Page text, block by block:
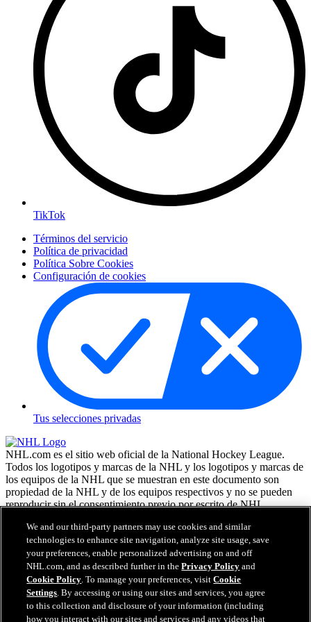
TikTok
Términos del servicio
Política de privacidad
Política Sobre Cookies
Configuración de cookies
Tus selecciones privadas
NHL.com es el sitio web oficial de la National Hockey League.
Todos los logotipos y marcas de la NHL y los logotipos y marcas de
los equipos de la NHL que se muestran en este documento son
propiedad de la NHL y de los equipos respectivos y no se pueden
reproducir sin el consentimiento previo por escrito de NHL
las camisetas de los equipos de la NHL, personalizadas con los
nombres y números de los jugadores, tienen licencia oficial de la
NHL y la NHLPA. La marca denominativa Zamboni y la
configuración de la máquina reparadora de hielo Zamboni son
marcas comerciales registradas de Frank J. Zamboni & Co., Inc. (c)
Frank J. Zamboni & Co., Inc. 2026. Todos los derechos reservados.
Cualquier otra marca comercial o copyright de terceros, es
propiedad de sus respectivos dueños. Reservados todos los
We and our third-party partners may use cookies and similar
technologies to enhance site navigation, analyze site usage, save
your preferences, enable personalized advertising on and off
NHL.com, and as described further in thePrivacy Policy and
Cookie Policy. To manage your preferences, visitCookie
Settings. By accessing or using our sites and services, you agree
to this collection and disclosure of your information (including
how you interact with our sites and services and any videos that